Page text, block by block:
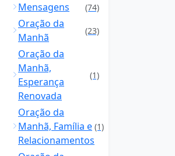
Mensagens (74)
Oração da
Manhã
(23)
Oração da
Manhã,
Esperança
Renovada
(1)
Oração da
Manhã, Família e
Relacionamentos
(1)